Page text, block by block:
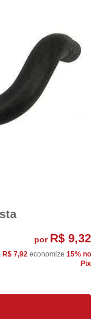
por R$ 9,32
R$ 7,92 economize 15% no
Pix